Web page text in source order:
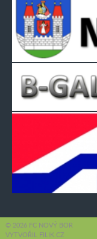
© 2026 FC NOVÝ BOR
VYTVOŘIL FILIK.CZ